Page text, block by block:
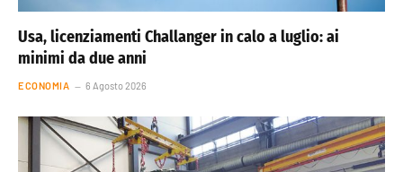
Usa, licenziamenti Challanger in calo a luglio: ai
minimi da due anni
ECONOMIA 6 Agosto 2026